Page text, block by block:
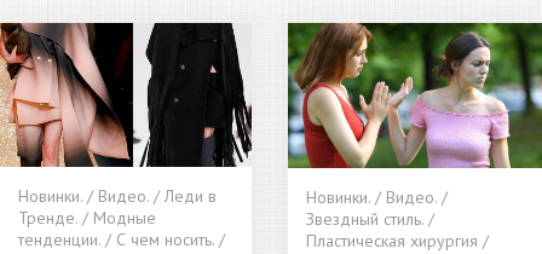
Новинки. / Видео. / Леди в
Тренде. / Модные
тенденции. / С чем носить. /
Новинки. / Видео. /
Звездный стиль. /
Пластическая хирургия /